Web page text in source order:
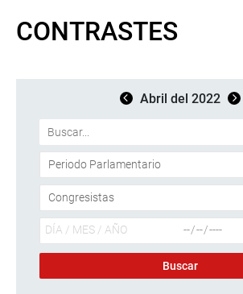
CONTRASTES
Abril del 2022